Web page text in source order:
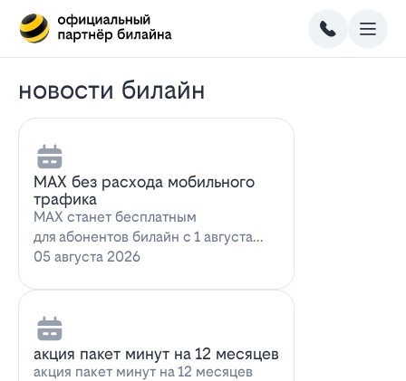
новости билайн
MAX без расхода мобильного
трафика
MAX станет бесплатным
для абонентов билайн с 1 августа
2026 года использование
05 августа 2026
акция пакет минут на 12 месяцев
акция пакет минут на 12 месяцев